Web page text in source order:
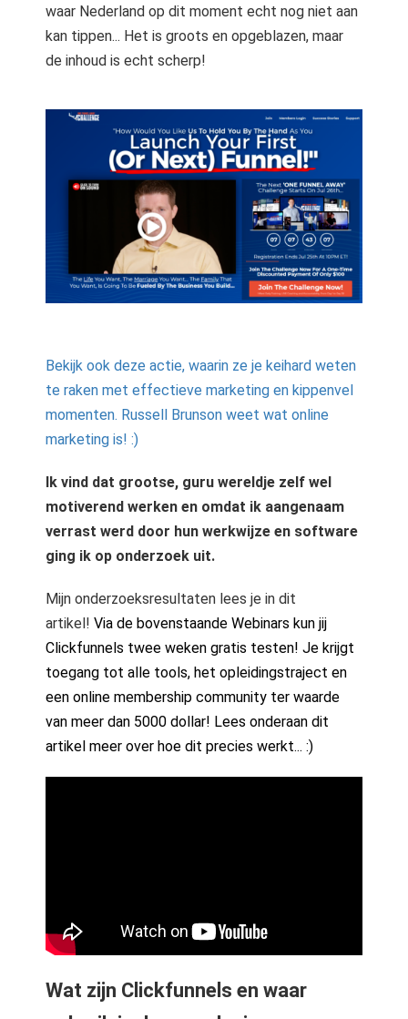
waar Nederland op dit moment echt nog niet aan
kan tippen... Het is groots en opgeblazen, maar
de inhoud is echt scherp!
Bekijk ook deze actie, waarin ze je keihard weten
te raken met effectieve marketing en kippenvel
momenten. Russell Brunson weet wat online
marketing is! :)
Ik vind dat grootse, guru wereldje zelf wel
motiverend werken en omdat ik aangenaam
verrast werd door hun werkwijze en software
ging ik op onderzoek uit.
Mijn onderzoeksresultaten lees je in dit
artikel! Via de bovenstaande Webinars kun jij
Clickfunnels twee weken gratis testen! Je krijgt
toegang tot alle tools, het opleidingstraject en
een online membership community ter waarde
van meer dan 5000 dollar! Lees onderaan dit
artikel meer over hoe dit precies werkt... :)
Wat zijn Clickfunnels en waar